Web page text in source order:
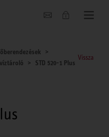
STD 520-1 Plus
Vissza